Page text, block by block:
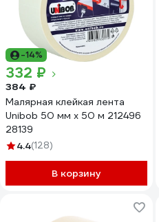
-14%
332 ₽
384 ₽
Малярная клейкая лента
Unibob 50 мм х 50 м 212496
28139
4.4(128)
В корзину